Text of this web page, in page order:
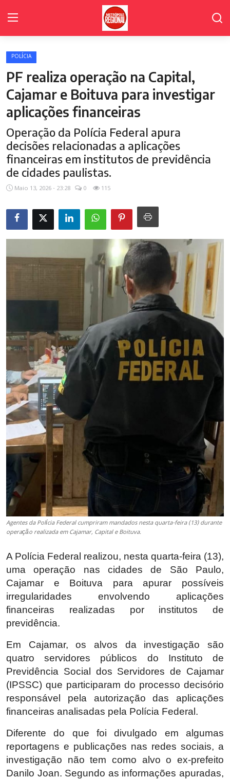
Home Page
Poder Legislativo de Cajamar
Cidades
Fale Conosco
Polícia
Política
POLÍCIA
PF realiza operação na Capital,
Cajamar e Boituva para investigar
aplicações financeiras
Operação da Polícia Federal apura
decisões relacionadas a aplicações
financeiras em institutos de previdência
de cidades paulistas.
Maio 13, 2026 - 23:28 0 115
Agentes da Polícia Federal cumpriram mandados nesta quarta-feira (13) durante
operação realizada em Cajamar, Capital e Boituva.
A Polícia Federal realizou, nesta quarta-feira (13),
uma operação nas cidades de São Paulo,
Cajamar e Boituva para apurar possíveis
irregularidades envolvendo aplicações
financeiras realizadas por institutos de
previdência.
Em Cajamar, os alvos da investigação são
quatro servidores públicos do Instituto de
Previdência Social dos Servidores de Cajamar
(IPSSC) que participaram do processo decisório
responsável pela autorização das aplicações
financeiras analisadas pela Polícia Federal.
Diferente do que foi divulgado em algumas
reportagens e publicações nas redes sociais, a
investigação não tem como alvo o ex-prefeito
Danilo Joan. Segundo as informações apuradas,